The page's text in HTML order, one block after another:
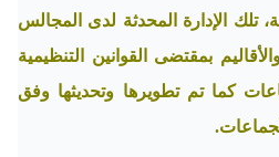
تلك الإدارة المحدثة لدى المجالس
بمقتضى القوانين التنظيمية
كما تم تطويرها وتحديثها وفق